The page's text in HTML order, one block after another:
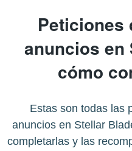
Peticiones
anuncios en
cómo
Estas son todas las
anuncios en Stellar
completarlas y las